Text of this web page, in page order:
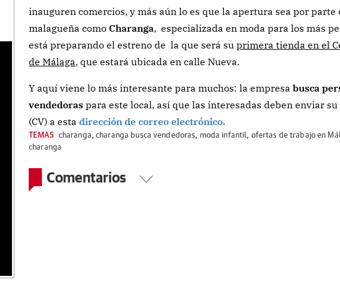
inauguren comercios, y más aún lo es que la apertura sea por parte
malagueña como Charanga, especializada en moda para los más
está preparando el estreno de la que será su primera tienda en el
de Málaga, que estará ubicada en calle Nueva.
Y aquí viene lo más interesante para muchos: la empresa busca
vendedoraspara este local, así que las interesadas deben enviar
(CV) a esta dirección de correo electrónico.
TEMAS charanga,charanga busca vendedoras, moda infantil, ofertas de trabajo en
charanga
Comentarios